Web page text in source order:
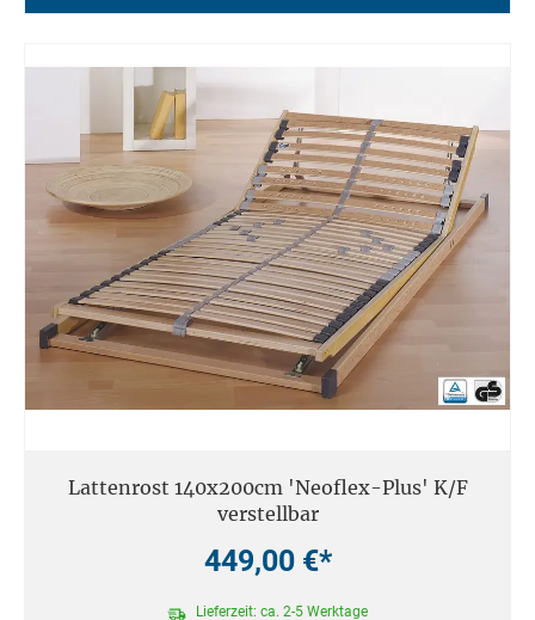
Lattenrost 140x200cm 'Neoflex-Plus' K/F
verstellbar
449,00 €*
Lieferzeit: ca. 2-5 Werktage